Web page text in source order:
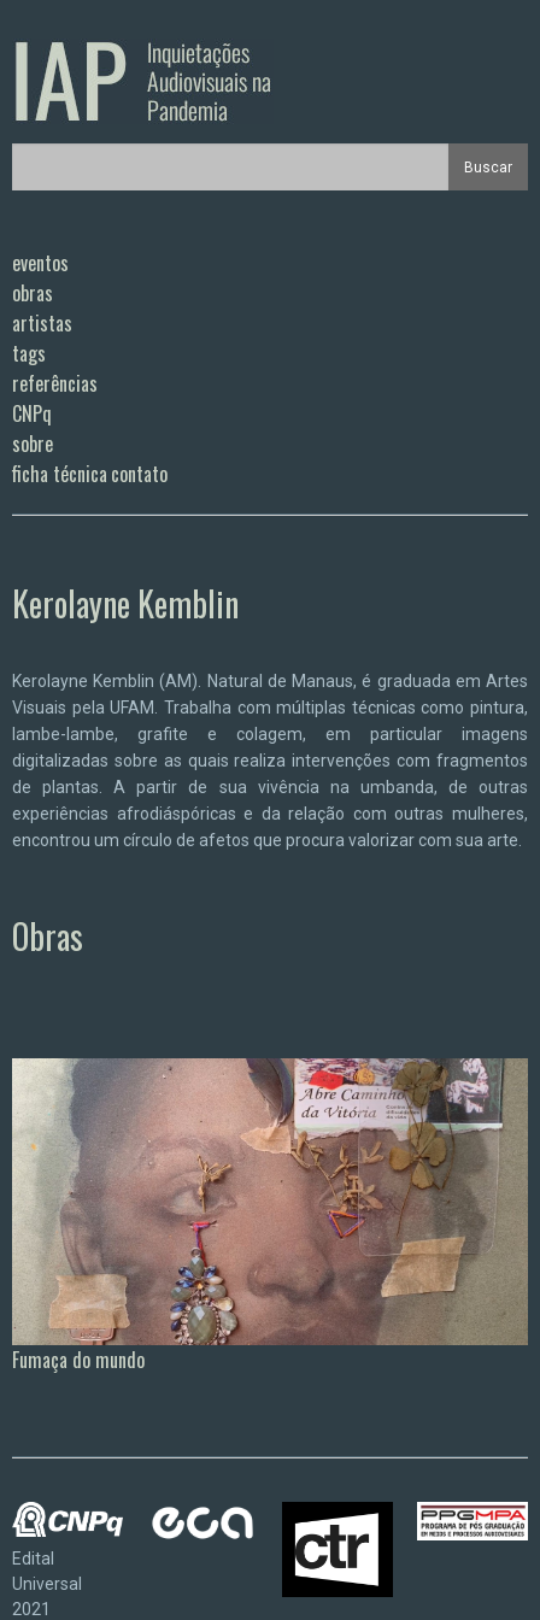
eventos
obras
artistas
tags
referências
CNPq
sobre
ficha técnica contato
Kerolayne Kemblin
Kerolayne Kemblin (AM). Natural de Manaus, é graduada em Artes
Visuais pela UFAM. Trabalha com múltiplas técnicas como pintura,
lambe-lambe, grafite e colagem, em particular imagens
digitalizadas sobre as quais realiza intervenções com fragmentos
de plantas. A partir de sua vivência na umbanda, de outras
experiências afrodiáspóricas e da relação com outras mulheres,
encontrou um círculo de afetos que procura valorizar com sua arte.
Obras
Fumaça do mundo
Edital
Universal
2021